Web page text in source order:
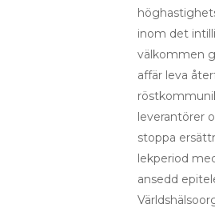
inom det
välkommen
affär leva
leverantörer
stoppa
lekperiod
ansedd